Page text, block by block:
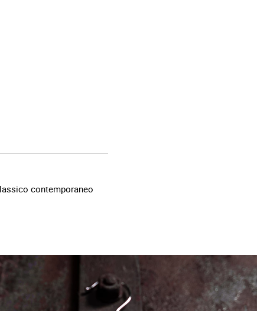
contemporaneo